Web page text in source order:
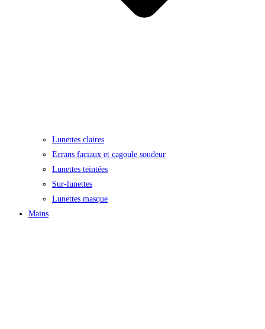
Lunettes claires
Ecrans faciaux et cagoule soudeur
Lunettes teintées
Sur-lunettes
Lunettes masque
Mains